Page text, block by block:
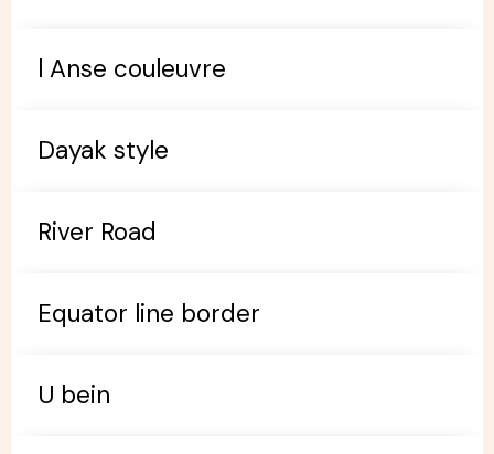
l Anse couleuvre
Dayak style
River Road
Equator line border
U bein